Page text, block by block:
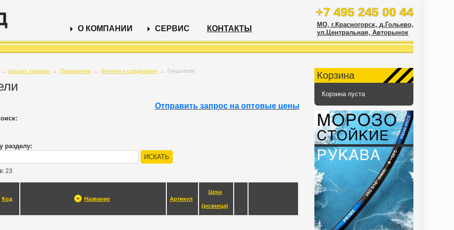
+7 495 245 00 44
МО, г.Красногорск, д.Гольево,
ул.Центральная, Авторынок
О КОМПАНИИ СЕРВИС КОНТАКТЫ
→ Каталог товаров → Пневматика → Фитинги и соединения → Глушители
Отправить запрос на оптовые цены
разделу:
23
Код Название Артикул
Цена
(розница)
Корзина
Корзина пуста